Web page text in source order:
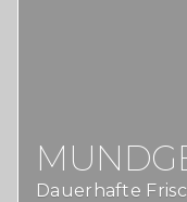
Dauerhafte